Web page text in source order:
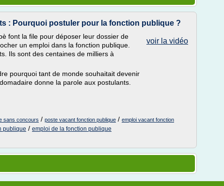
: Pourquoi postuler pour la fonction publique ?
voir la vidéo
font la file pour déposer leur dossier de
un emploi dans la fonction publique.
Ils sont des centaines de milliers à
pourquoi tant de monde souhaitait devenir
donne la parole aux postulants.
sans concours / poste vacant fonction publique / emploi vacant fonction
publique / emploi de la fonction publique